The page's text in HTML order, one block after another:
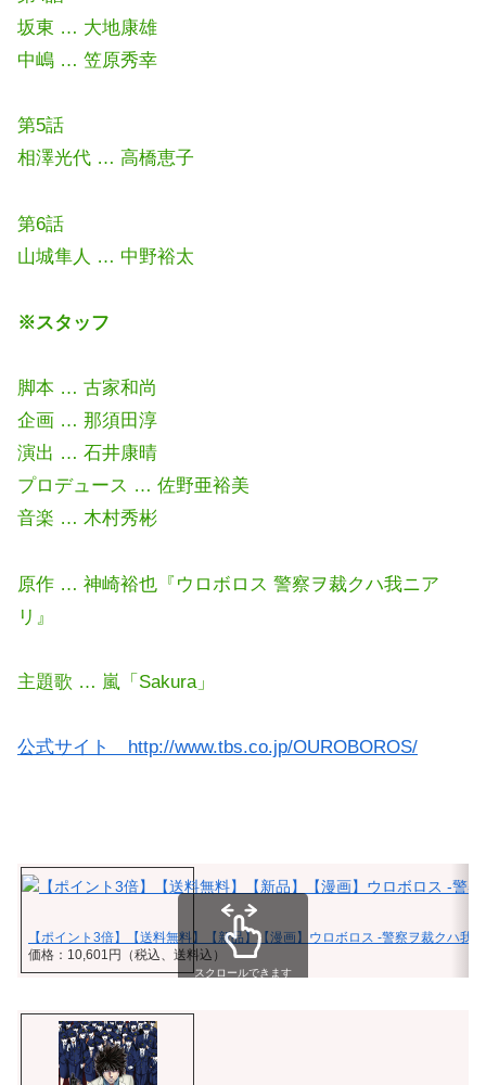
坂東 … 大地康雄
中嶋 … 笠原秀幸
第5話
相澤光代 … 高橋恵子
第6話
山城隼人 … 中野裕太
※スタッフ
脚本 … 古家和尚
企画 … 那須田淳
演出 … 石井康晴
プロデュース … 佐野亜裕美
音楽 … 木村秀彬
原作 … 神崎裕也『ウロボロス 警察ヲ裁クハ我ニア
リ』
主題歌 … 嵐「Sakura」
公式サイト http://www.tbs.co.jp/OUROBOROS/
【ポイント3倍】【送料無料】【新品】【漫画】ウロボロス -警察ヲ裁クハ我
価格：10,601円（税込、送料込）
スクロールできます